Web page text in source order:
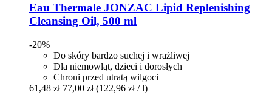
Eau Thermale JONZAC Lipid Replenishing
Cleansing Oil, 500 ml
-20%
Do skóry bardzo suchej i wrażliwej
Dla niemowląt, dzieci i dorosłych
Chroni przed utratą wilgoci
61,48 zł 77,00 zł (122,96 zł / l)